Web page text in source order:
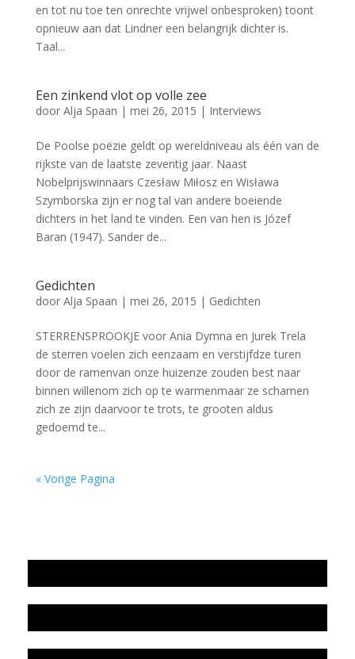
en tot nu toe ten onrechte vrijwel onbesproken) toont
opnieuw aan dat Lindner een belangrijk dichter is.
Taal...
Een zinkend vlot op volle zee
door Alja Spaan | mei 26, 2015 | Interviews
De Poolse poëzie geldt op wereldniveau als één van de
rijkste van de laatste zeventig jaar. Naast
Nobelprijswinnaars Czesław Miłosz en Wisława
Szymborska zijn er nog tal van andere boeiende
dichters in het land te vinden. Een van hen is Józef
Baran (1947). Sander de...
Gedichten
door Alja Spaan | mei 26, 2015 | Gedichten
STERRENSPROOKJE voor Ania Dymna en Jurek Trela
de sterren voelen zich eenzaam en verstijfdze turen
door de ramenvan onze huizenze zouden best naar
binnen willenom zich op te warmenmaar ze schamen
zich ze zijn daarvoor te trots, te grooten aldus
gedoemd te...
« Vorige Pagina